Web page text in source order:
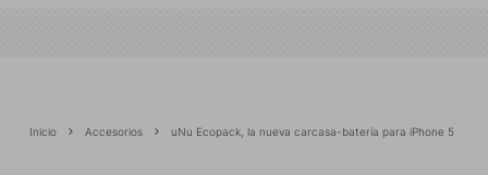
Inicio Accesorios uNu Ecopack, la nueva carcasa-batería para iPhone 5